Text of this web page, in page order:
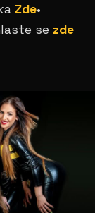
Zde•
se zde